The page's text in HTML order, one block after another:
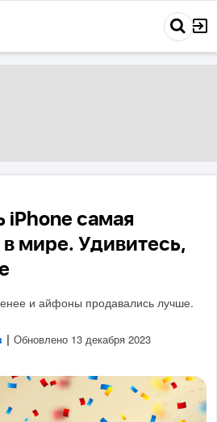
iPhone самая
мире. Удивитесь,
и айфоны продавались лучше.
| Обновлено 13 декабря 2023